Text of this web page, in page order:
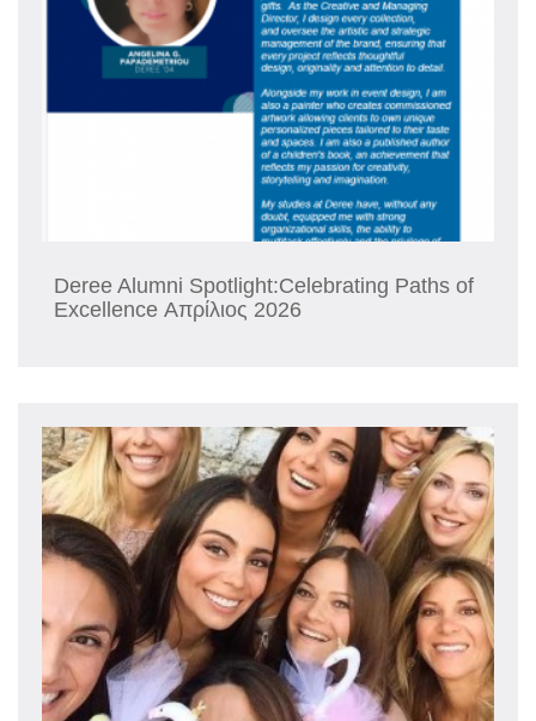
Deree Alumni Spotlight:Celebrating Paths of
Excellence Απρίλιος 2026